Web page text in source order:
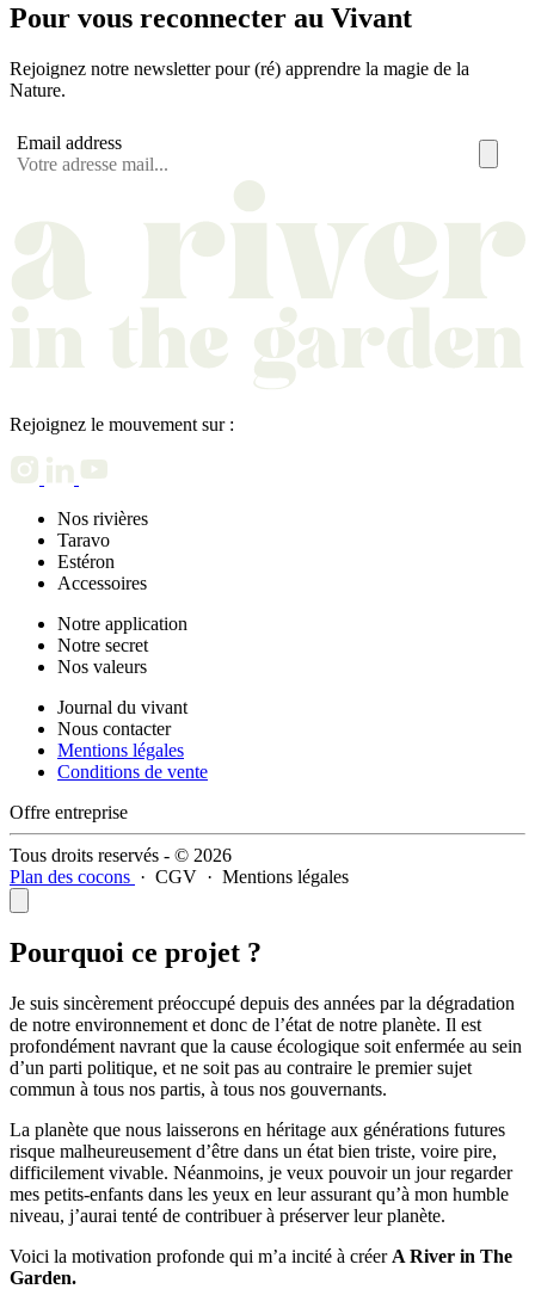
Pour vous reconnecter au Vivant
Rejoignez notre newsletter pour (ré) apprendre la magie de la
Nature.
Email address
Rejoignez le mouvement sur :
Nos rivières
Taravo
Estéron
Accessoires
Notre application
Notre secret
Nos valeurs
Journal du vivant
Nous contacter
Mentions légales
Conditions de vente
Offre entreprise
Tous droits reservés - © 2026
Plan des cocons · CGV · Mentions légales
Pourquoi ce projet ?
Je suis sincèrement préoccupé depuis des années par la dégradation
de notre environnement et donc de l’état de notre planète. Il est
profondément navrant que la cause écologique soit enfermée au sein
d’un parti politique, et ne soit pas au contraire le premier sujet
commun à tous nos partis, à tous nos gouvernants.
La planète que nous laisserons en héritage aux générations futures
risque malheureusement d’être dans un état bien triste, voire pire,
difficilement vivable. Néanmoins, je veux pouvoir un jour regarder
mes petits-enfants dans les yeux en leur assurant qu’à mon humble
niveau, j’aurai tenté de contribuer à préserver leur planète.
Voici la motivation profonde qui m’a incité à créer A River in The
Garden.